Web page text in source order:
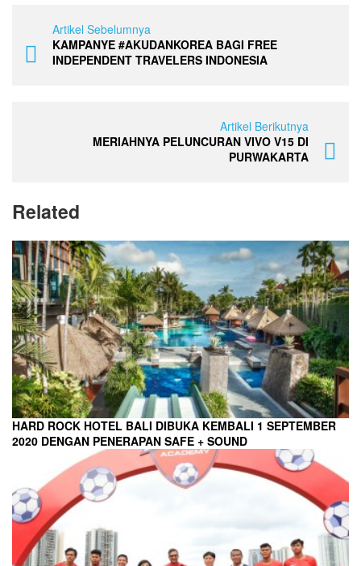
Artikel Sebelumnya
KAMPANYE #AKUDANKOREA BAGI FREE
INDEPENDENT TRAVELERS INDONESIA
Artikel Berikutnya
MERIAHNYA PELUNCURAN VIVO V15 DI
PURWAKARTA
Related
HARD ROCK HOTEL BALI DIBUKA KEMBALI 1 SEPTEMBER
2020 DENGAN PENERAPAN SAFE + SOUND